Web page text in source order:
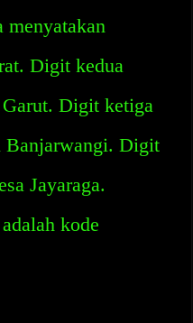
menyatakan
Digit kedua
Digit ketiga
Banjarwangi. Digit
Jayaraga.
kode